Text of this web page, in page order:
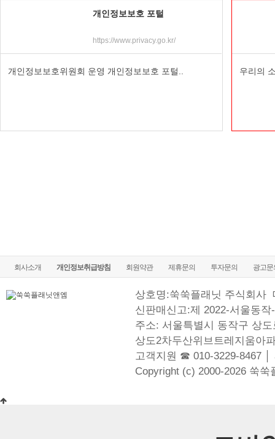
개인정보보호 포털
https://www.privacy.go.kr/
개인정보보호위원회 운영 개인정보보호 포털.. 우리의
회사소개 개인정보취급방침 회원약관 제휴문의 투자문의 광고문
상호명:쑥쑥플래닛 주식회사
신판매신고:제 2022-서울동작
주소: 서울특별시 동작구 상
상도2차두산위브트레지움아
고객지원 ☎ 010-3229-8467 │
Copyright (c) 2000-2026 쑥